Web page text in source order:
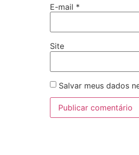
E-mail *
Site
Salvar meus dados